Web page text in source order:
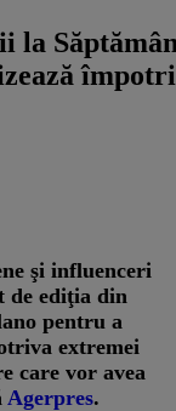
la
şi influenceri
de ediţia din
pentru a
extremei
care vor avea
Agerpres.